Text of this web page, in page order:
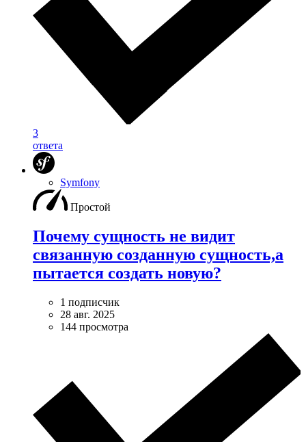
3
ответа
Symfony
Простой
Почему сущность не видит
связанную созданную сущность,а
пытается создать новую?
1 подписчик
28 авг. 2025
144 просмотра